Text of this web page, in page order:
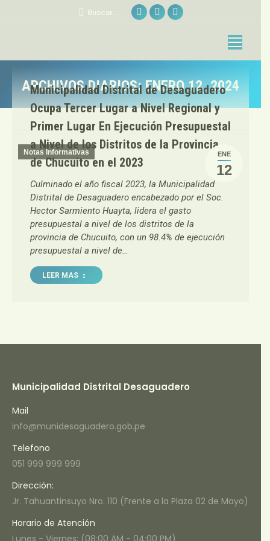
Buscar:
Buscar...
Facebook
in
window
Sitio
opens
new
window
YouTube
in
window
ARCHIVOS DIARIOS:ENERO 12, 2024
Estás aquí:
ENE
12
Notas Informativas
Municipalidad Distrital de Desaguadero
Ocupa Tercer Lugar a Nivel Regional y
Primer Lugar En Ejecución Presupuestal
a Nivel de los Distritos de la Provincia
de Chucuito en el 2023
Culminado el año fiscal 2023, la Municipalidad
Distrital de Desaguadero encabezado por el Soc.
Hector Sarmiento Huayta, lidera el gasto
presupuestal a nivel de los distritos de la
provincia de Chucuito, con un 98.4% de ejecución
presupuestal a nivel de…
LEER MAS
Municipalidad Distrital Desaguadero
Mail
info@munidesaguadero.gob.pe
Telefono
051 999 999 999
Dirección:
Jr. Tahuantinsuyo Nro. 110 (Frente a la Plaza 02 de Mayo)
Horario de Atención
Lunes - Viernes: (08:00 AM - 04:00 PM)